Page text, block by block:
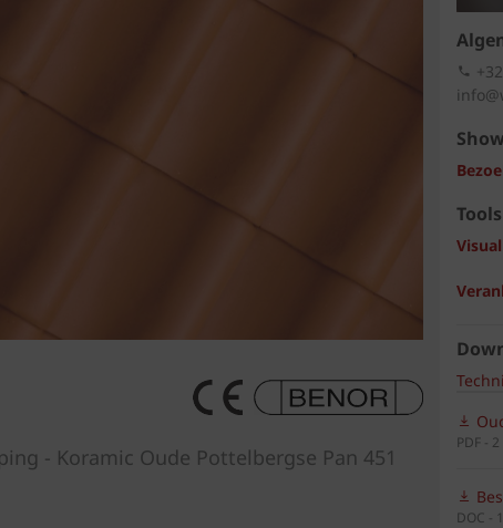
- Koramic Oude Pottelbergse Pan 451
Tools
PDF -
DOC -